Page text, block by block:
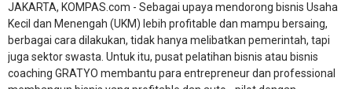
JAKARTA, KOMPAS.com - Sebagai upaya mendorong bisnis Usaha
Kecil dan Menengah (UKM) lebih profitable dan mampu bersaing,
berbagai cara dilakukan, tidak hanya melibatkan pemerintah, tapi
juga sektor swasta. Untuk itu, pusat pelatihan bisnis atau bisnis
coaching GRATYO membantu para entrepreneur dan professional